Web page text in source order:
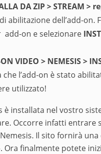
DA ZIP > STREAM
abilitazione dell’add-
on e selezionare
VIDEO > NEMESIS >
che l’add-on è stato
utilizzato!
è installata nel vostro
Occorre infatti entrare
Il sito fornirà
Ora finalmente potete